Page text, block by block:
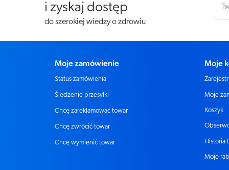
i zyskaj dostęp
do szerokiej wiedzy o zdrowiu
Moje zamówienie
Status zamówienia
Śledzenie przesyłki
Chcę zareklamować towar
Chcę zwrócić towar
Chcę wymienić towar
Moje
Moje
Koszyk
Historia
Moje